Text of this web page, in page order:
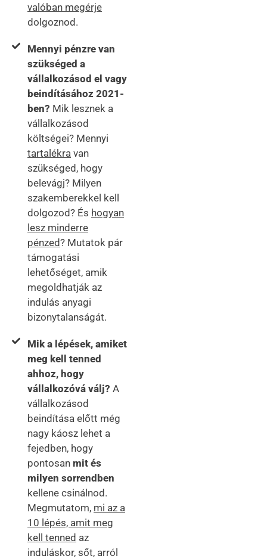
valóban megérje
dolgoznod.
Mennyi pénzre van
szükséged a
vállalkozásod el vagy
beindításához 2021-
ben? Mik lesznek a
vállalkozásod
költségei? Mennyi
tartalékra van
szükséged, hogy
belevágj? Milyen
szakemberekkel kell
dolgozod? És hogyan
lesz minderre
pénzed? Mutatok pár
támogatási
lehetőséget, amik
megoldhatják az
indulás anyagi
bizonytalanságát.
Mik a lépések, amiket
meg kell tenned
ahhoz, hogy
vállalkozóvá válj? A
vállalkozásod
beindítása előtt még
nagy káosz lehet a
fejedben, hogy
pontosan mit és
milyen sorrendben
kellene csinálnod.
Megmutatom, mi az a
10 lépés, amit meg
kell tenned az
induláskor, sőt, arról